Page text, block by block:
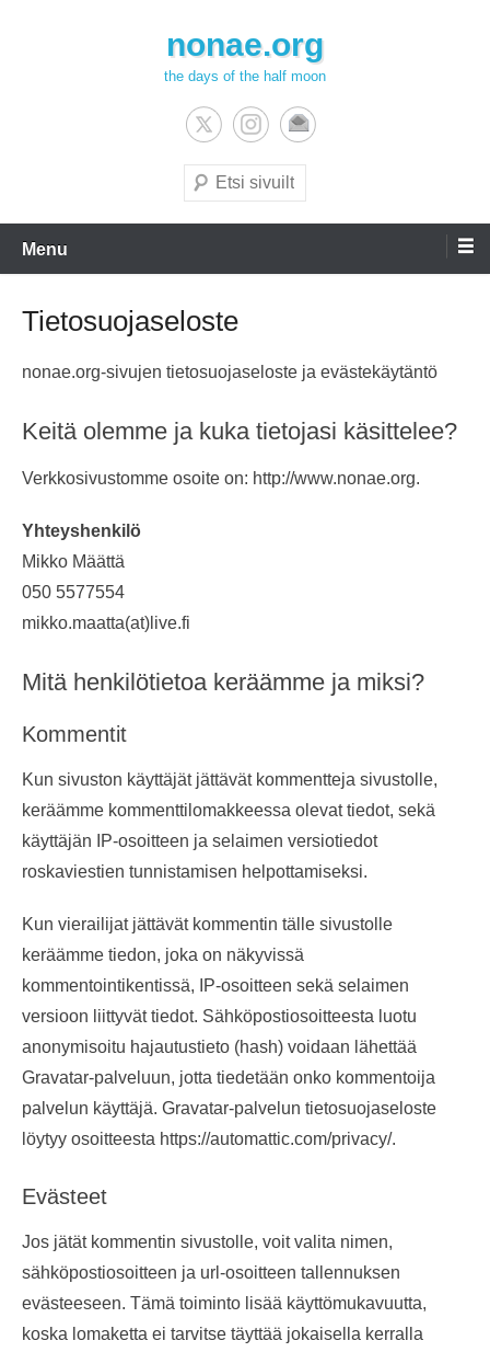
nonae.org
the days of the half moon
Search
Menu
Tietosuojaseloste
nonae.org-sivujen tietosuojaseloste ja evästekäytäntö
Keitä olemme ja kuka tietojasi käsittelee?
Verkkosivustomme osoite on: http://www.nonae.org.
Yhteyshenkilö
Mikko Määttä
050 5577554
mikko.maatta(at)live.fi
Mitä henkilötietoa keräämme ja miksi?
Kommentit
Kun sivuston käyttäjät jättävät kommentteja sivustolle,
keräämme kommenttilomakkeessa olevat tiedot, sekä
käyttäjän IP-osoitteen ja selaimen versiotiedot
roskaviestien tunnistamisen helpottamiseksi.
Kun vierailijat jättävät kommentin tälle sivustolle
keräämme tiedon, joka on näkyvissä
kommentointikentissä, IP-osoitteen sekä selaimen
versioon liittyvät tiedot. Sähköpostiosoitteesta luotu
anonymisoitu hajautustieto (hash) voidaan lähettää
Gravatar-palveluun, jotta tiedetään onko kommentoija
palvelun käyttäjä. Gravatar-palvelun tietosuojaseloste
löytyy osoitteesta https://automattic.com/privacy/.
Evästeet
Jos jätät kommentin sivustolle, voit valita nimen,
sähköpostiosoitteen ja url-osoitteen tallennuksen
evästeeseen. Tämä toiminto lisää käyttömukavuutta,
koska lomaketta ei tarvitse täyttää jokaisella kerralla